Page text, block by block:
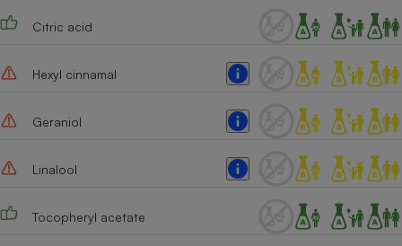
Citric acid
Hexyl cinnamal
Geraniol
Linalool
Tocopheryl acetate